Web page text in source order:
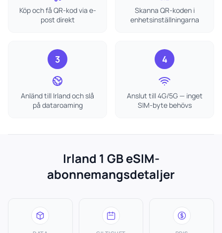
Köp och få QR-kod via e-
post direkt
Skanna QR-koden i
enhetsinställningarna
3
Anländ till Irland och slå
på dataroaming
4
Anslut till 4G/5G — inget
SIM-byte behövs
Irland 1 GB eSIM-
abonnemangsdetaljer